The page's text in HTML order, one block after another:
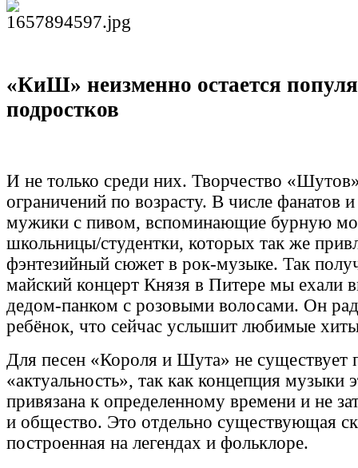
«КиШ» неизменно остается
подростков
И не только среди них. Творчество
ограничений по возрасту. В числе фанатов
мужики с пивом, вспоминающие бурную
школьницы/студентки, которых так же
фэнтезийный сюжет в рок-музыке. Так
майский концерт Князя в Питере мы ехали
дедом-панком с розовыми волосами. Он
ребёнок, что сейчас услышит любимые
Для песен «Короля и Шута» не существует
«актуальность», так как концепция музыки
привязана к определенному времени и не
и общество. Это отдельно существующая
построенная на легендах и фольклоре.